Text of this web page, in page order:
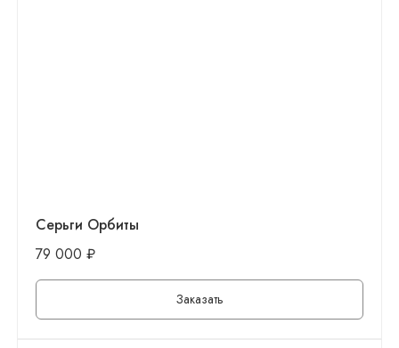
Серьги Орбиты
79 000 ₽
Заказать